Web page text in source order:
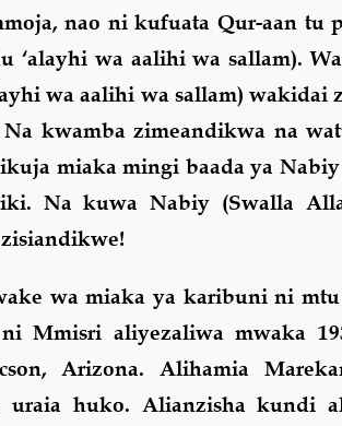
nao ni kufuata Qur-aan tu
‘alayhi wa aalihi wa sallam).
wa aalihi wa sallam) wakidai
kwamba zimeandikwa na
miaka mingi baada ya
Na kuwa Nabiy (Swalla
wa miaka ya karibuni ni
Mmisri aliyezaliwa mwaka
Arizona. Alihamia
uraia huko. Alianzisha kundi